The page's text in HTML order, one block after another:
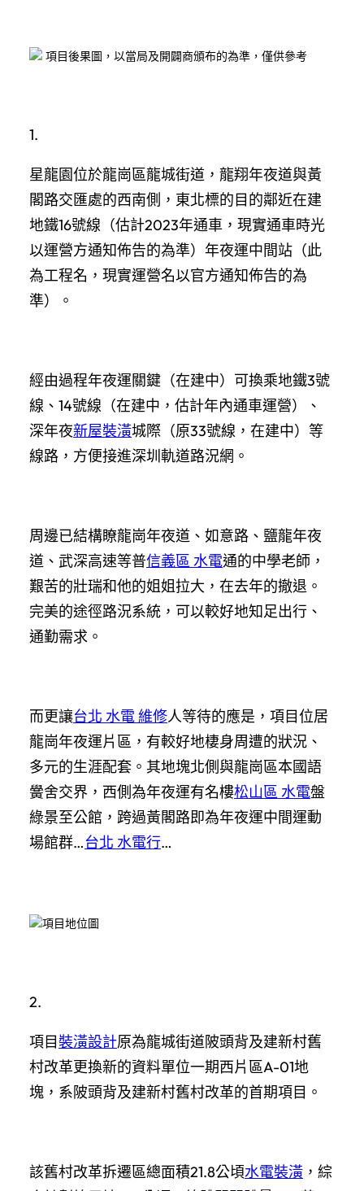
項目後果圖，以當局及開闢商頒布的為準，僅供參考
1.
星龍園位於龍崗區龍城街道，龍翔年夜道與黃
閣路交匯處的西南側，東北標的目的鄰近在建
地鐵16號線（估計2023年通車，現實通車時光
以運營方通知佈告的為準）年夜運中間站（此
為工程名，現實運營名以官方通知佈告的為
準）。
經由過程年夜運關鍵（在建中）可換乘地鐵3號
線、14號線（在建中，估計年內通車運營）、
深年夜新屋裝潢城際（原33號線，在建中）等
線路，方便接進深圳軌道路況網。
周邊已結構瞭龍崗年夜道、如意路、鹽龍年夜
道、武深高速等普信義區 水電通的中學老師，
艱苦的壯瑞和他的姐姐拉大，在去年的撤退。
完美的途徑路況系統，可以較好地知足出行、
通勤需求。
而更讓台北 水電 維修人等待的應是，項目位居
龍崗年夜運片區，有較好地棲身周遭的狀況、
多元的生涯配套。其地塊北側與龍崗區本國語
黌舍交界，西側為年夜運有名樓松山區 水電盤
綠景至公館，跨過黃閣路即為年夜運中間運動
場館群…台北 水電行…
項目地位圖
2.
項目裝潢設計原為龍城街道陂頭背及建新村舊
村改革更換新的資料單位一期西片區A-01地
塊，系陂頭背及建新村舊村改革的首期項目。
該舊村改革拆遷區總面積21.8公頃水電裝潢 ，綜